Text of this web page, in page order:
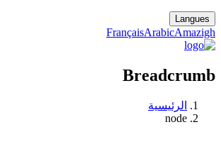
Langues
FrançaisArabicAmazigh
Breadcrumb
الرئيسية
node